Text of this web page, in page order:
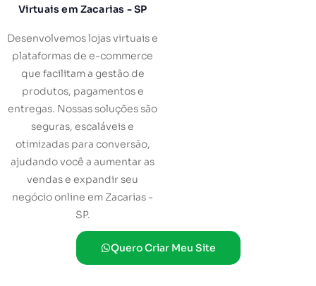
Virtuais em Zacarias - SP
Desenvolvemos lojas virtuais e
plataformas de e-commerce
que facilitam a gestão de
produtos, pagamentos e
entregas. Nossas soluções são
seguras, escaláveis e
otimizadas para conversão,
ajudando você a aumentar as
vendas e expandir seu
negócio online em Zacarias -
SP.
Quero Criar Meu Site